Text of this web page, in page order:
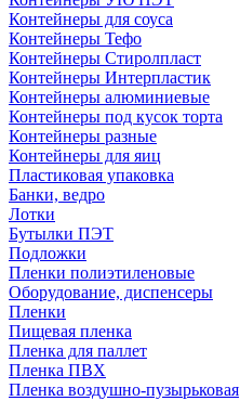
Контейнеры для соуса
Контейнеры Тефо
Контейнеры Стиролпласт
Контейнеры Интерпластик
Контейнеры алюминиевые
Контейнеры под кусок торта
Контейнеры разные
Контейнеры для яиц
Пластиковая упаковка
Банки, ведро
Лотки
Бутылки ПЭТ
Подложки
Пленки полиэтиленовые
Оборудование, диспенсеры
Пленки
Пищевая пленка
Пленка для паллет
Пленка ПВХ
Пленка воздушно-пузырьковая